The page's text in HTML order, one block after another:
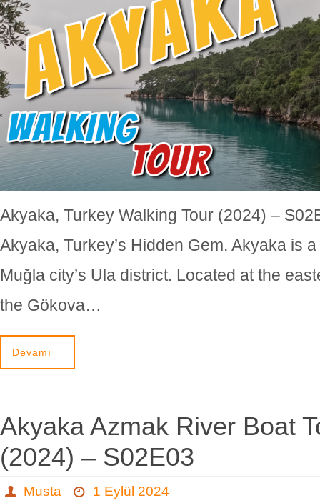
Akyaka, Turkey Walking Tour (2024) –
Akyaka, Turkey’s Hidden Gem. Akyaka is
Muğla city’s Ula district. Located at the
the Gökova…
Devamı
Akyaka Azmak River Boat
(2024) – S02E03
Musta 1 Eylül 2024